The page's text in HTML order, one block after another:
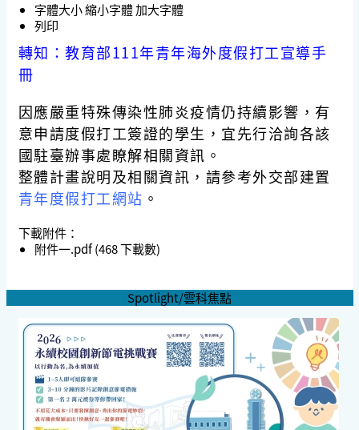
字體大小縮小字體加大字體
列印
轉知：教育部111年青年海外度假打工宣導手
冊
因應嚴重特殊傳染性肺炎疫情仍持續影響，有
意申請度假打工簽證的學生，宜先行洽詢各該
國駐臺辦事處瞭解相關資訊。
整體計畫說明及相關資訊，請參考外交部建置
青年度假打工網站 。
下載附件：
附件一.pdf (468 下載數)
Spotlight/雲科焦點